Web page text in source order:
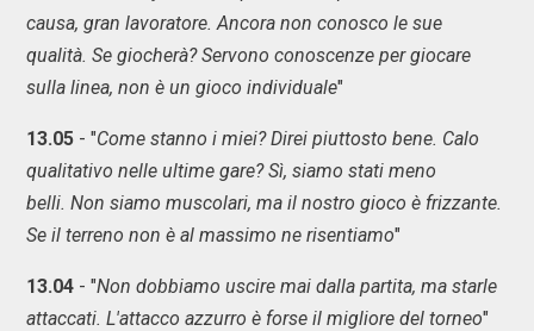
causa, gran lavoratore. Ancora non conosco le sue
qualità. Se giocherà? Servono conoscenze per giocare
sulla linea, non è un gioco individuale"
13.05 - "Come stanno i miei? Direi piuttosto bene. Calo
qualitativo nelle ultime gare? Sì, siamo stati meno
belli. Non siamo muscolari, ma il nostro gioco è frizzante.
Se il terreno non è al massimo ne risentiamo"
13.04 - "Non dobbiamo uscire mai dalla partita, ma starle
attaccati. L'attacco azzurro è forse il migliore del torneo"